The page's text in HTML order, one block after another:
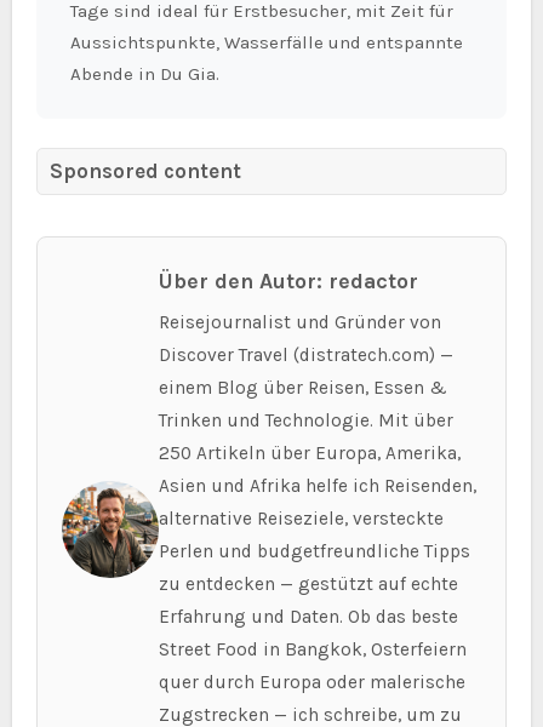
Tage sind ideal für Erstbesucher, mit Zeit für
Aussichtspunkte, Wasserfälle und entspannte
Abende in Du Gia.
Sponsored content
Über den Autor: redactor
Reisejournalist und Gründer von
Discover Travel (distratech.com) —
einem Blog über Reisen, Essen &
Trinken und Technologie. Mit über
250 Artikeln über Europa, Amerika,
Asien und Afrika helfe ich Reisenden,
alternative Reiseziele, versteckte
Perlen und budgetfreundliche Tipps
zu entdecken — gestützt auf echte
Erfahrung und Daten. Ob das beste
Street Food in Bangkok, Osterfeiern
quer durch Europa oder malerische
Zugstrecken — ich schreibe, um zu